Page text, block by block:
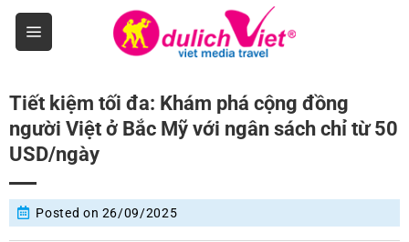
Skip
content
Tiết kiệm tối đa: Khám phá cộng đồng
người Việt ở Bắc Mỹ với ngân sách chỉ từ 50
USD/ngày
Posted on 26/09/2025